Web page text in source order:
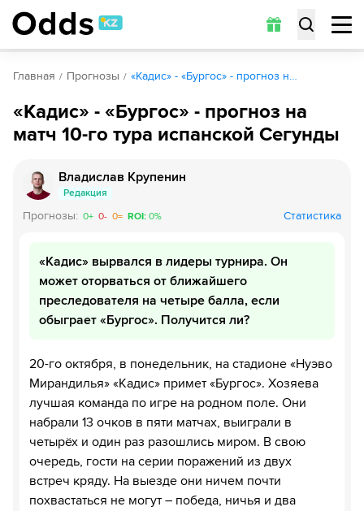
Главная Прогнозы «Кадис» - «Бургос» - прогноз н…
«Кадис» - «Бургос» - прогноз на
матч 10-го тура испанской Сегунды
Владислав Крупенин
Редакция
Прогнозы: 0+ 0- 0= ROI: 0% Статистика
«Кадис» вырвался в лидеры турнира. Он
может оторваться от ближайшего
преследователя на четыре балла, если
обыграет «Бургос». Получится ли?
20-го октября, в понедельник, на стадионе «Нуэво
Мирандилья» «Кадис» примет «Бургос». Хозяева
лучшая команда по игре на родном поле. Они
набрали 13 очков в пяти матчах, выиграли в
четырёх и один раз разошлись миром. В свою
очередь, гости на серии поражений из двух
встреч кряду. На выезде они ничем почти
похвастаться не могут – победа, ничья и два